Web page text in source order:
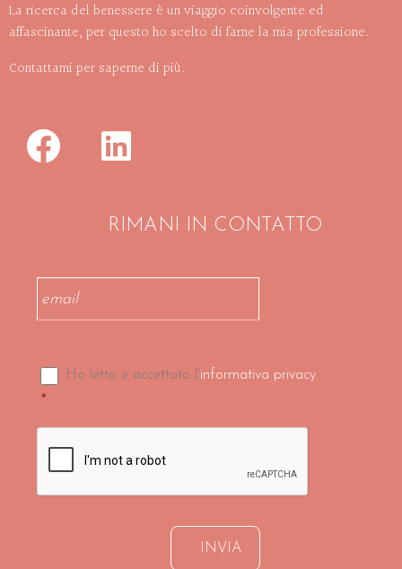
La ricerca del benessere è un viaggio coinvolgente ed
affascinante, per questo ho scelto di farne la mia professione.
Contattami per saperne di più.
RIMANI IN CONTATTO
Email *
Consenso *
Ho letto e accettato l'informativa privacy
*